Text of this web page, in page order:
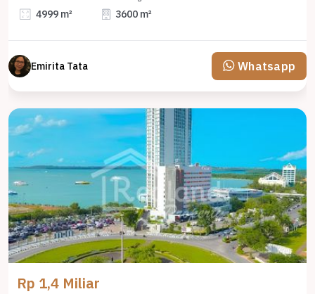
4999 m² 3600 m²
Emirita Tata Whatsapp
Rp 1,4 Miliar